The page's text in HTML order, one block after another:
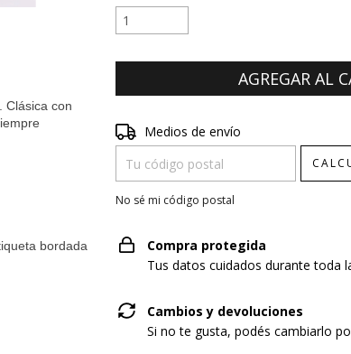
Clásica con
bordada
Entregas para el CP:
Medios de envío
No sé mi código postal
Compra protegida
Tus datos cuidados durante toda
Cambios y devoluciones
Si no te gusta, podés cambiarlo